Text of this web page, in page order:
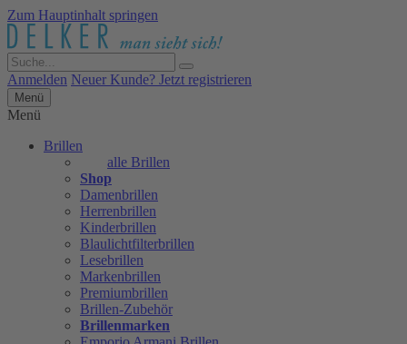
Zum Hauptinhalt springen
Anmelden Neuer Kunde? Jetzt registrieren
Menü
Menü
Brillen
alle Brillen
Shop
Damenbrillen
Herrenbrillen
Kinderbrillen
Blaulichtfilterbrillen
Lesebrillen
Markenbrillen
Premiumbrillen
Brillen-Zubehör
Brillenmarken